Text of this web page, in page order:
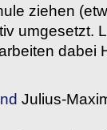
ziehen
umgesetzt.
dabei
Julius-